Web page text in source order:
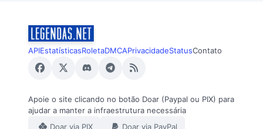
APIEstatísticasRoletaDMCAPrivacidadeStatusContato
Apoie o site clicando no botão Doar (Paypal ou PIX) para
ajudar a manter a infraestrutura necessária
Doar via PIX
Doar via PayPal